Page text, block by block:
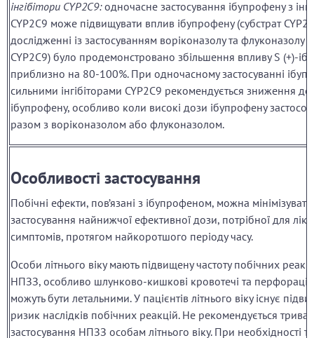
інгібітори CYP2C9:одночасне застосування ібупрофену з
CYP2C9 може підвищувати вплив ібупрофену (субстрат
дослідженні із застосуванням воріконазолу та флуконазолу
CYP2C9) було продемонстровано збільшення впливу S (+)-
приблизно на 80-100%. При одночасному застосуванні
сильними інгібіторами CYP2C9 рекомендується зниження
ібупрофену, особливо коли високі дози ібупрофену
разом з воріконазолом або флуконазолом.
Особливості застосування
Побічні ефекти, пов’язані з ібупрофеном, можна
застосування найнижчої ефективної дози, потрібної для
симптомів, протягом найкоротшого періоду часу.
Особи літнього віку мають підвищену частоту побічних
НПЗЗ, особливо шлунково-кишкові кровотечі та перфорації,
можуть бути летальними. У пацієнтів літнього віку існує
ризик наслідків побічних реакцій. Не рекомендується
застосування НПЗЗ особам літнього віку. При необхідності